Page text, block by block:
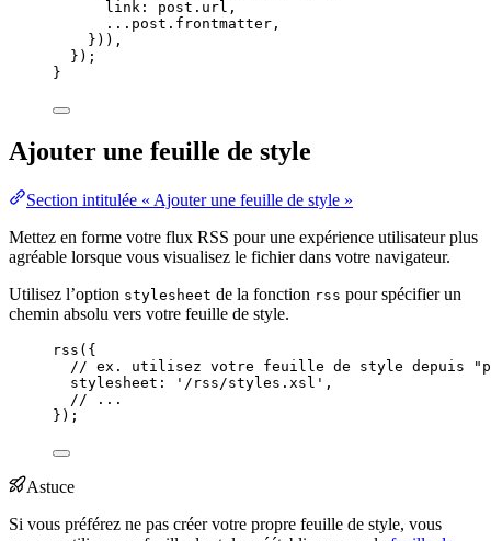
link: post . url ,
... post . frontmatter ,
})) ,
});
}
Ajouter une feuille de style
Section intitulée « Ajouter une feuille de style »
Mettez en forme votre flux RSS pour une expérience utilisateur plus
agréable lorsque vous visualisez le fichier dans votre navigateur.
Utilisez l’option stylesheet de la fonction rss pour spécifier un
chemin absolu vers votre feuille de style.
rss ({
// ex. utilisez votre feuille de style depuis
stylesheet:
' /rss/styles.xsl ' ,
// ...
});
Astuce
Si vous préférez ne pas créer votre propre feuille de style, vous